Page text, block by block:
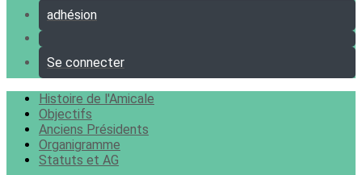
adhésion
Se connecter
Histoire de l'Amicale
Objectifs
Anciens Présidents
Organigramme
Statuts et AG